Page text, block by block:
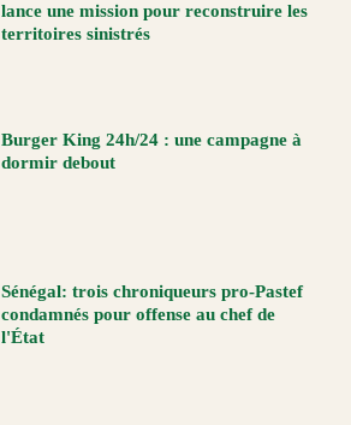
lance une mission pour reconstruire les
territoires sinistrés
Burger King 24h/24 : une campagne à
dormir debout
Sénégal: trois chroniqueurs pro-Pastef
condamnés pour offense au chef de
l'État